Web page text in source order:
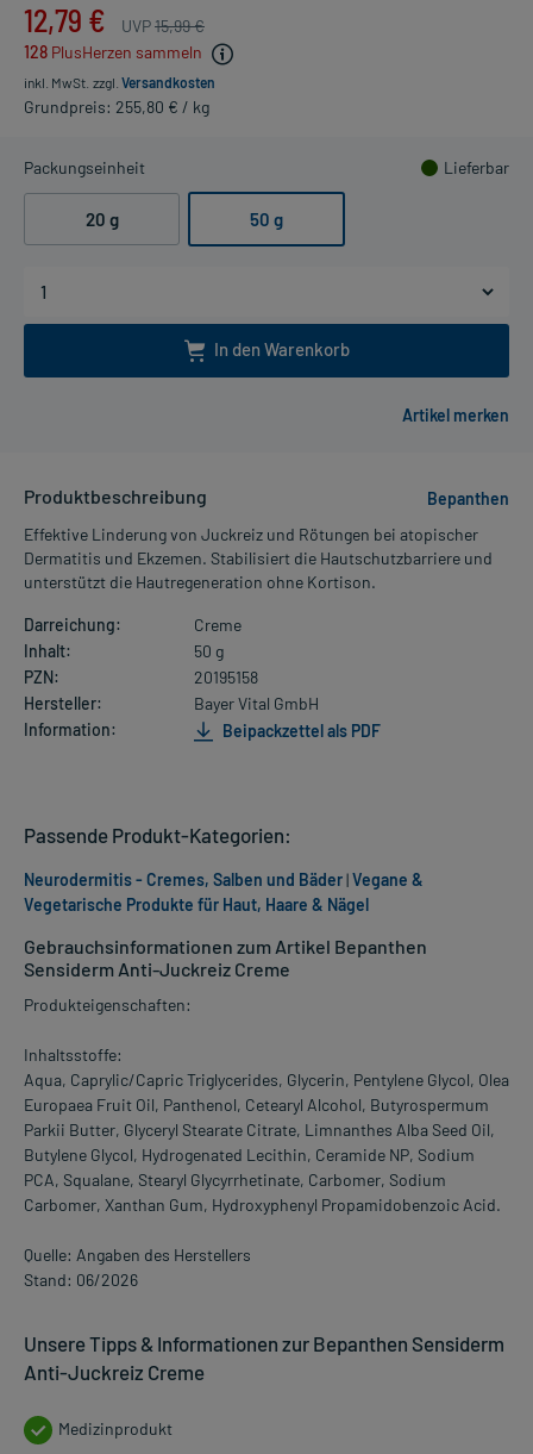
12,79 € UVP15,99 €
128 PlusHerzen sammeln
inkl. MwSt. zzgl. Versandkosten
Grundpreis: 255,80 € / kg
Packungseinheit Lieferbar
20 g 50 g
In den Warenkorb
Produktbeschreibung
Bepanthen
Effektive Linderung von Juckreiz und Rötungen bei atopischer
Dermatitis und Ekzemen. Stabilisiert die Hautschutzbarriere und
unterstützt die Hautregeneration ohne Kortison.
Darreichung:
Creme
Inhalt:
50 g
PZN:
20195158
Hersteller:
Bayer Vital GmbH
Information:
Beipackzettel als PDF
Gebrauchsinformationen zum Artikel Bepanthen
Sensiderm Anti-Juckreiz Creme
Produkteigenschaften:
Inhaltsstoffe:
Aqua, Caprylic/Capric Triglycerides, Glycerin, Pentylene Glycol, Olea
Europaea Fruit Oil, Panthenol, Cetearyl Alcohol, Butyrospermum
Parkii Butter, Glyceryl Stearate Citrate, Limnanthes Alba Seed Oil,
Butylene Glycol, Hydrogenated Lecithin, Ceramide NP, Sodium
PCA, Squalane, Stearyl Glycyrrhetinate, Carbomer, Sodium
Carbomer, Xanthan Gum, Hydroxyphenyl Propamidobenzoic Acid.
Quelle: Angaben des Herstellers
Stand: 06/2026
Unsere Tipps & Informationen zur Bepanthen Sensiderm
Anti-Juckreiz Creme
Medizinprodukt
Passende Produkt-Kategorien:
Neurodermitis - Cremes, Salben und Bäder|Vegane &
Vegetarische Produkte für Haut, Haare & Nägel